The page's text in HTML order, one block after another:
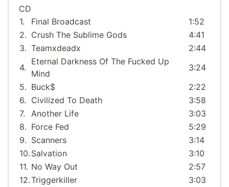
CD
1.
Final Broadcast
1:52
2. Crush The Sublime Gods
4:41
3. Teamxdeadx
2:44
4.
Eternal Darkness Of The Fucked Up
Mind
3:24
5. Buck$
2:22
6. Civilized To Death
3:58
7.
Another Life
3:03
8. Force Fed
5:29
9. Scanners
3:14
10. Salvation
3:10
11. No Way Out
2:57
12.Triggerkiller
3:03